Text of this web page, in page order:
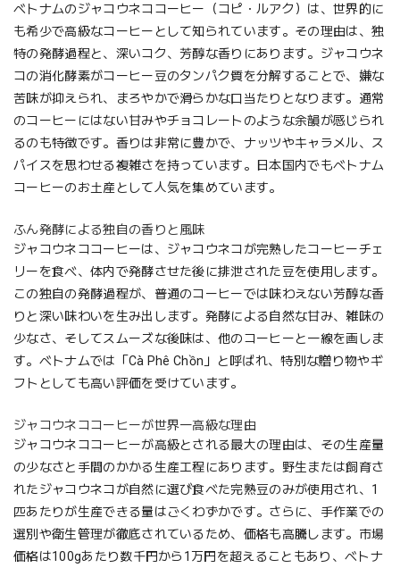
ベトナムのジャコウネココーヒー（コピ・ルアク）は、世界的に
も希少で高級なコーヒーとして知られています。その理由は、独
特の発酵過程と、深いコク、芳醇な香りにあります。ジャコウネ
コの消化酵素がコーヒー豆のタンパク質を分解することで、嫌な
苦味が抑えられ、まろやかで滑らかな口当たりとなります。通常
のコーヒーにはない甘みやチョコレートのような余韻が感じられ
るのも特徴です。香りは非常に豊かで、ナッツやキャラメル、ス
パイスを思わせる複雑さを持っています。日本国内でもベトナム
コーヒーのお土産として人気を集めています。
ふん発酵による独自の香りと風味
ジャコウネココーヒーは、ジャコウネコが完熟したコーヒーチェ
リーを食べ、体内で発酵させた後に排泄された豆を使用します。
この独自の発酵過程が、普通のコーヒーでは味わえない芳醇な香
りと深い味わいを生み出します。発酵による自然な甘み、雑味の
少なさ、そしてスムーズな後味は、他のコーヒーと一線を画しま
す。ベトナムでは「Cà Phê Chồn」と呼ばれ、特別な贈り物やギ
フトとしても高い評価を受けています。
ジャコウネココーヒーが世界一高級な理由
ジャコウネココーヒーが高級とされる最大の理由は、その生産量
の少なさと手間のかかる生産工程にあります。野生または飼育さ
れたジャコウネコが自然に選び食べた完熟豆のみが使用され、1
匹あたりが生産できる量はごくわずかです。さらに、手作業での
選別や衛生管理が徹底されているため、価格も高騰します。市場
価格は100gあたり数千円から1万円を超えることもあり、ベトナ